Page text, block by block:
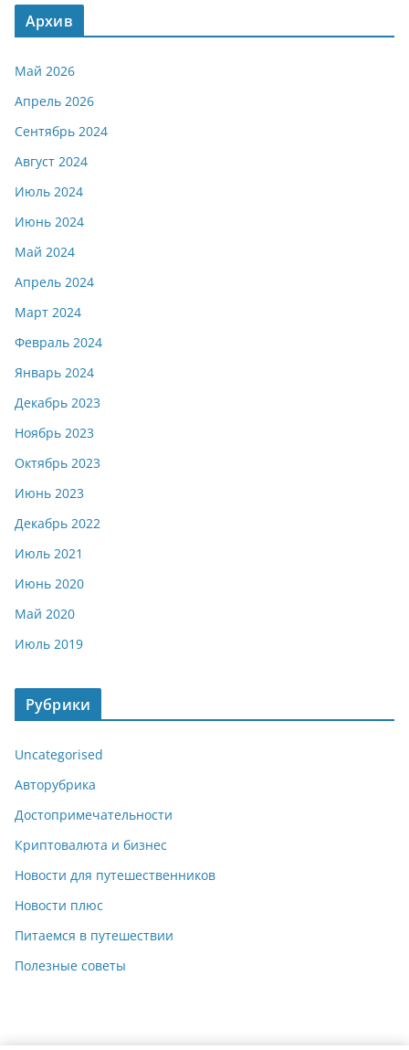
Архив
Май 2026
Апрель 2026
Сентябрь 2024
Август 2024
Июль 2024
Июнь 2024
Май 2024
Апрель 2024
Март 2024
Февраль 2024
Январь 2024
Декабрь 2023
Ноябрь 2023
Октябрь 2023
Июнь 2023
Декабрь 2022
Июль 2021
Июнь 2020
Май 2020
Июль 2019
Рубрики
Uncategorised
Авторубрика
Достопримечательности
Криптовалюта и бизнес
Новости для путешественников
Новости плюс
Питаемся в путешествии
Полезные советы